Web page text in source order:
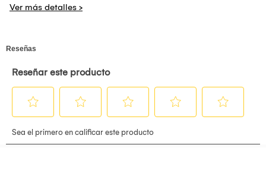
Todo tipo de piel<br /><br />BENEFICIOS: Reduce manchas,
su completa absorción. Usar mañana y noche. Se puede
el contacto con los ojos. En caso de irritación, suspender su
externo.<br /><br />PRESENTACIÓN: 30 ml<br /><br />R.S.:
NSOC51099-21PE<br />PAÍS DE FABRICACIÓN: China